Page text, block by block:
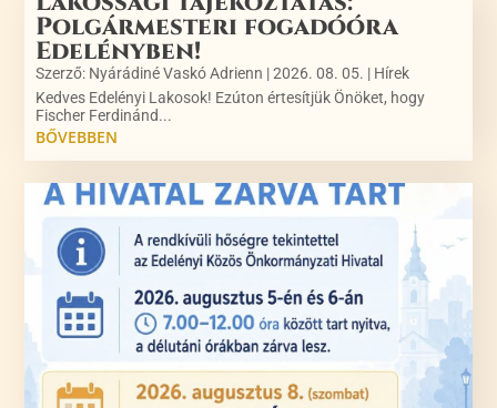
Polgármesteri fogadóóra
Edelényben!
Szerző: Nyárádiné Vaskó Adrienn |2026. 08. 05. | Hírek
Kedves Edelényi Lakosok! Ezúton értesítjük Önöket, hogy
Fischer Ferdinánd...
BŐVEBBEN